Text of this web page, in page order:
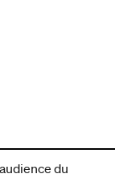
du